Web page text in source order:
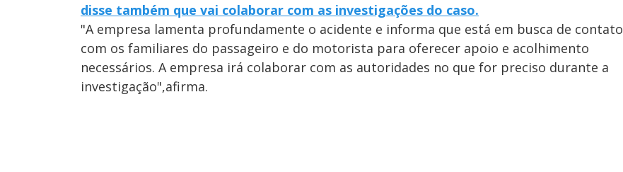
disse também que vai colaborar com as investigações do caso.
"A empresa lamenta profundamente o acidente e informa que está em busca de contato
com os familiares do passageiro e do motorista para oferecer apoio e acolhimento
necessários. A empresa irá colaborar com as autoridades no que for preciso durante a
investigação",afirma.